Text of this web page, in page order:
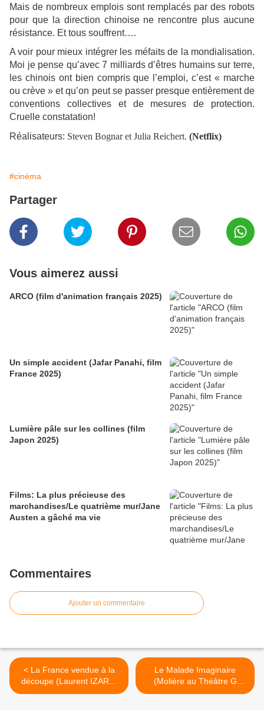
Mais de nombreux emplois sont remplacés par des robots
pour que la direction chinoise ne rencontre plus aucune
résistance. Et tous souffrent….
A voir pour mieux intégrer les méfaits de la mondialisation.
Moi je pense qu’avec 7 milliards d’êtres humains sur terre,
les chinois ont bien compris que l’emploi, c’est « marche
ou crève » et qu’on peut se passer presque entièrement de
conventions collectives et de mesures de protection.
Cruelle constatation!
Réalisateurs: Steven Bognar et Julia Reichert. (Netflix)
#cinéma
Partager
Vous aimerez aussi
ARCO (film d'animation français 2025)
Un simple accident (Jafar Panahi, film
France 2025)
Lumière pâle sur les collines (film
Japon 2025)
Films: La plus précieuse des
marchandises/Le quatrième mur/Jane
Austen a gâché ma vie
Commentaires
Ajouter un commentaire
< La France vendue à la
découpe (Laurent IZARD,
ed L'Artilleur)
Le Malade Imaginaire
(Molière au Théâtre G
Philipe de St Denis) >